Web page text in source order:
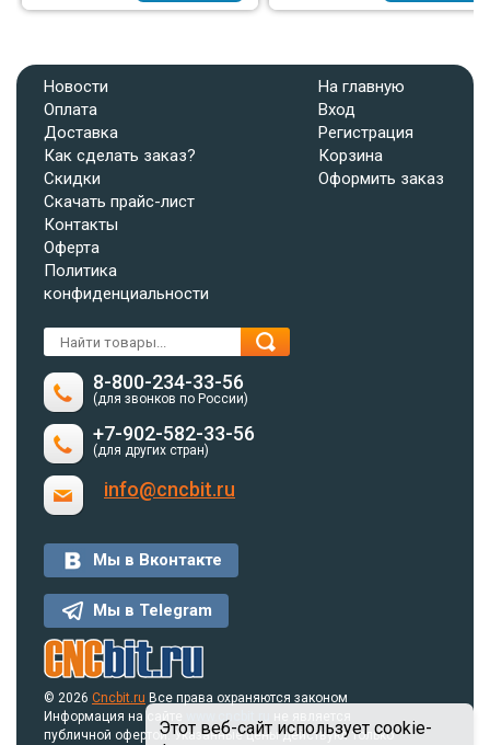
Этот веб-сайт использует cookie-
Новости
Оплата
Доставка
Как сделать заказ?
Скидки
Скачать прайс-лист
Контакты
Оферта
Политика
конфиденциальности
На главную
Вход
Регистрация
Корзина
Оформить заказ
8-800-234-33-56
(для звонков по России)
+7-902-582-33-56
(для других стран)
info@cncbit.ru
Мы в Вконтакте
Мы в Telegram
© 2026 Cncbit.ru Все права охраняются законом
Информация на сайте
www.cncbit.ru
публичной офертой. Указанные цены действуют только